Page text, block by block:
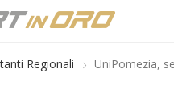
Regionali UniPomezia,